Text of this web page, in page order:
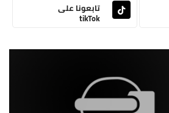
تابعونا على
tikTok